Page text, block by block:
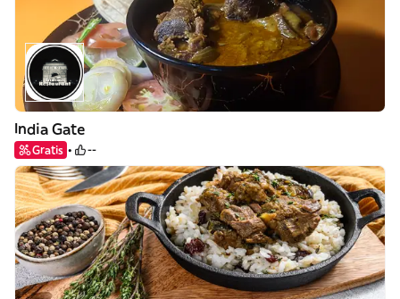
India Gate
Gratis --